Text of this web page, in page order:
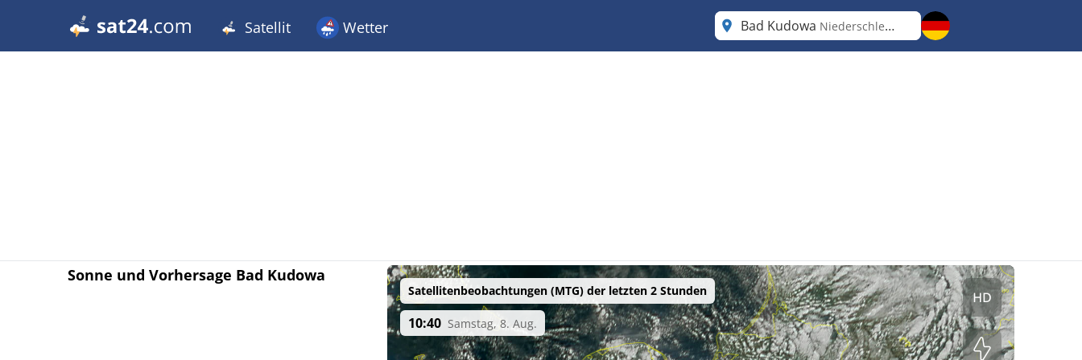
Satellit Wetter Bad Kudowa Niederschlesien
Sonne und Vorhersage Bad Kudowa
Satellitenbeobachtungen (MTG) der letzten 2 Stunden
10:40 Samstag, 8. Aug.